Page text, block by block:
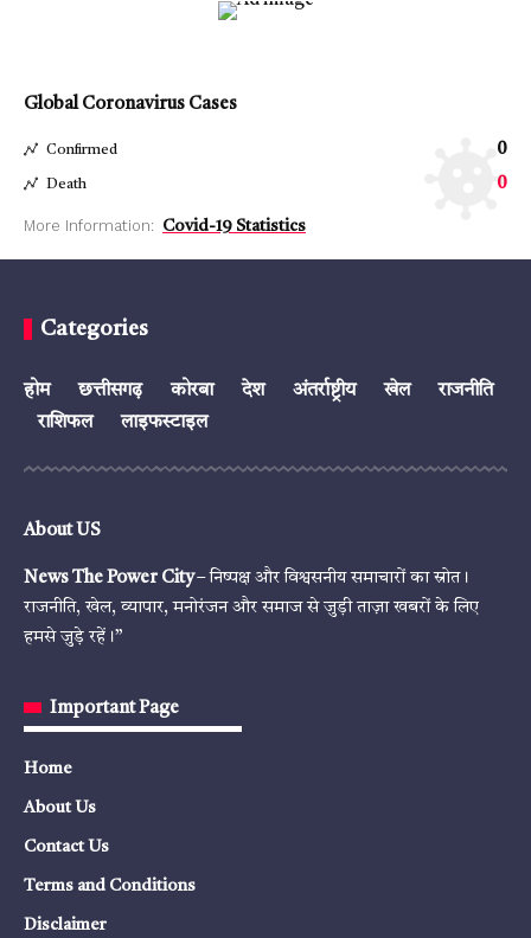
Global Coronavirus Cases
Confirmed 0
Death 0
More Information: Covid-19 Statistics
Categories
होम छत्तीसगढ़ कोरबा देश अंतर्राष्ट्रीय खेल
राजनीति
राशिफल
लाइफस्टाइल
About US
News The Power City– निष्पक्ष और विश्वसनीय समाचारों का स्रोत।
राजनीति, खेल, व्यापार, मनोरंजन और समाज से जुड़ी ताज़ा खबरों के लिए
हमसे जुड़े रहें।”
Important Page
Home
About Us
Contact Us
Terms and Conditions
Disclaimer